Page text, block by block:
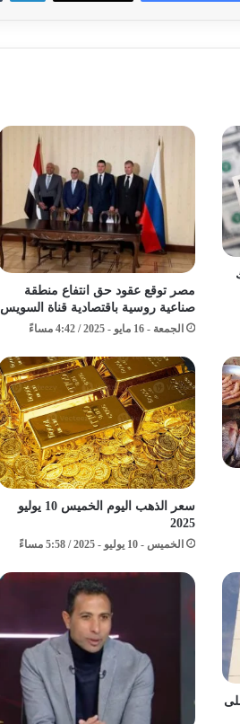
مصر توقع عقود حق انتفاع منطقة
صناعية روسية باقتصادية قناة السويس
الجمعة - 16 مايو - 2025 / 4:42 مساءً
سعر الذهب اليوم الخميس 10 يوليو
2025
الخميس - 10 يوليو - 2025 / 5:58 مساءً